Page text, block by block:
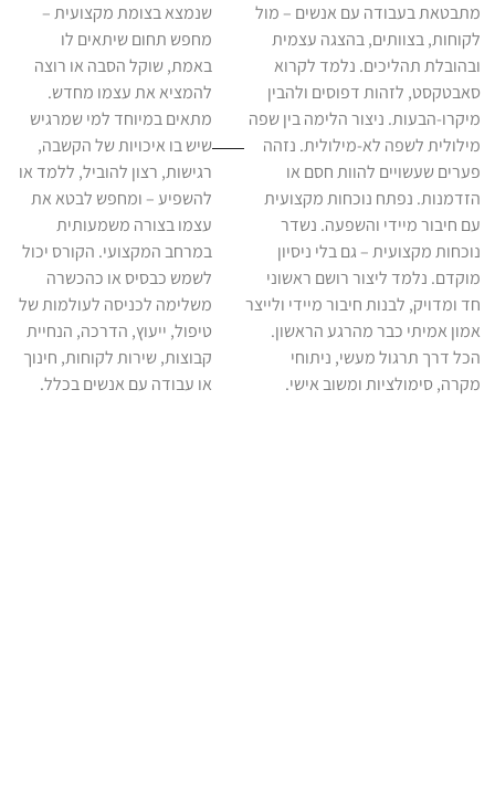
מתבטאת בעבודה עם אנשים – מול
לקוחות, בצוותים, בהצגה עצמית
ובהובלת תהליכים. נלמד לקרוא
סאבטקסט, לזהות דפוסים ולהבין
מיקרו-הבעות. ניצור הלימה בין שפה
מילולית לשפה לא-מילולית. נזהה
פערים שעשויים להוות חסם או
הזדמנות. נפתח נוכחות מקצועית
עם חיבור מיידי והשפעה. נשדר
נוכחות מקצועית – גם בלי ניסיון
מוקדם. נלמד ליצור רושם ראשוני
חד ומדויק, לבנות חיבור מיידי ולייצר
אמון אמיתי כבר מהרגע הראשון.
הכל דרך תרגול מעשי, ניתוחי
מקרה, סימולציות ומשוב אישי.
שנמצא בצומת מקצועית –
מחפש תחום שיתאים לו
באמת, שוקל הסבה או רוצה
להמציא את עצמו מחדש.
מתאים במיוחד למי שמרגיש
שיש בו איכויות של הקשבה,
רגישות, רצון להוביל, ללמד או
להשפיע – ומחפש לבטא את
עצמו בצורה משמעותית
במרחב המקצועי. הקורס יכול
לשמש כבסיס או כהכשרה
משלימה לכניסה לעולמות של
טיפול, ייעוץ, הדרכה, הנחיית
קבוצות, שירות לקוחות, חינוך
או עבודה עם אנשים בכלל.